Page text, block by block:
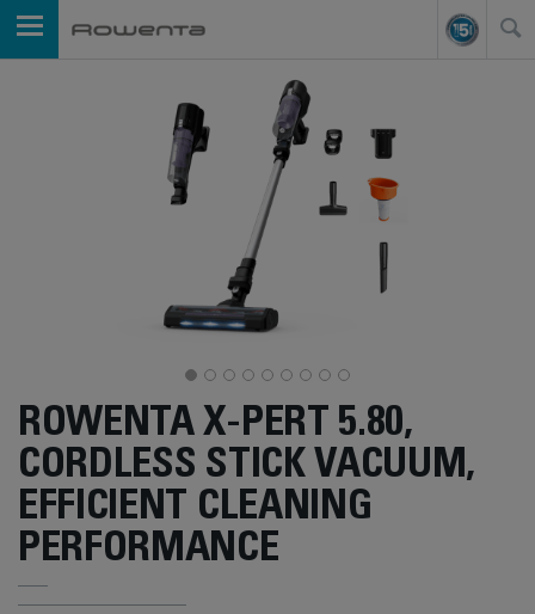
ROWENTA X-PERT 5.80,
CORDLESS STICK VACUUM,
EFFICIENT CLEANING
PERFORMANCE